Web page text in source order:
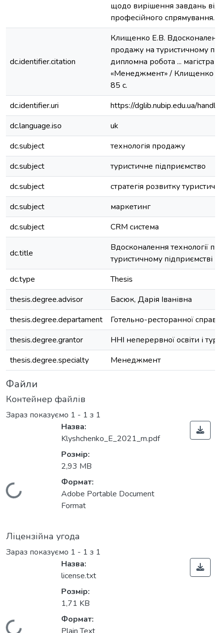
щодо вирішення завдань
професійного спрямування.
dc.identifier.citation
Клищенко Е.В.
продажу на туристичному
дипломна робота ... магістра
«Менеджмент» / Клищенко
85 с.
dc.identifier.uri
https://dglib.nubip.edu.ua/
dc.language.iso
uk
dc.subject
технологія продажу
dc.subject
туристичне підприємство
dc.subject
стратегія розвитку
dc.subject
маркетинг
dc.subject
CRM система
dc.title
Вдосконалення технології
туристичному підприємстві
dc.type
Thesis
thesis.degree.advisor
Басюк, Дарія Іванівна
thesis.degree.departament
Готельно-ресторанної
thesis.degree.grantor
ННІ неперервної освіти і
thesis.degree.specialty
Менеджмент
Файли
Контейнер файлів
Зараз показуємо 1 - 1 з 1
Вантажиться...
Назва:
Klyshchenko_E_2021_m.pdf
Розмір:
2,93 MB
Формат:
Adobe Portable Document
Format
Ліцензійна угода
Зараз показуємо 1 - 1 з 1
Назва:
license.txt
Розмір:
1,71 KB
Формат: